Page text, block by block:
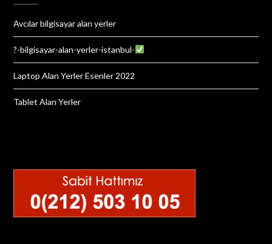
Avcılar bilgisayar alan yerler
?-bilgisayar-alan-yerler-istanbul-
Laptop Alan Yerler Esenler 2022
Tablet Alan Yerler